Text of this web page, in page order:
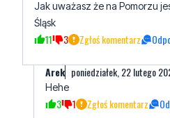
11 Zgłoś komentarz
Mariol poniedziałek, 22 lutego
Śląsk
11 3